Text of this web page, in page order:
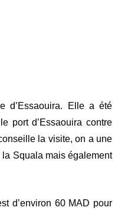
d’Essaouira. Elle a été
port d’Essaouira contre
la visite, on a une
Squala mais également
d’environ 60 MAD pour